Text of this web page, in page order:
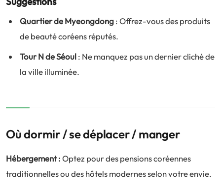
Quartier de Myeongdong: Offrez-vous des produits
de beauté coréens réputés.
Tour N de Séoul: Ne manquez pas un dernier cliché de
la ville illuminée.
Où dormir / se déplacer / manger
Hébergement :Optez pour des pensions coréennes
traditionnelles ou des hôtels modernes selon votre envie.